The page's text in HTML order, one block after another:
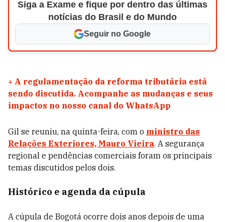
Siga a Exame e fique por dentro das últimas
notícias do Brasil e do Mundo
Seguir no Google
+ A regulamentação da reforma tributária está
sendo discutida. Acompanhe as mudanças e seus
impactos no nosso canal do WhatsApp
Gil se reuniu, na quinta-feira, com o ministro das
Relações Exteriores, Mauro Vieira. A segurança
regional e pendências comerciais foram os principais
temas discutidos pelos dois.
Histórico e agenda da cúpula
A cúpula de Bogotá ocorre dois anos depois de uma